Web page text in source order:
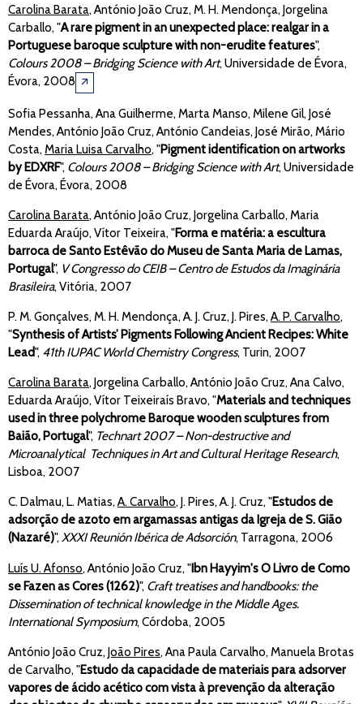
Carolina Barata, António João Cruz, M. H. Mendonça, Jorgelina
Carballo, "A rare pigment in an unexpected place: realgar in a
Portuguese baroque sculpture with non-erudite features",
Colours 2008 – Bridging Science with Art, Universidade de Évora,
Évora, 2008 🡭
Sofia Pessanha, Ana Guilherme, Marta Manso, Milene Gil, José
Mendes, António João Cruz, António Candeias, José Mirão, Mário
Costa, Maria Luisa Carvalho, "Pigment identification on artworks
by EDXRF", Colours 2008 – Bridging Science with Art, Universidade
de Évora, Évora, 2008
Carolina Barata, António João Cruz, Jorgelina Carballo, Maria
Eduarda Araújo, Vítor Teixeira, "Forma e matéria: a escultura
barroca de Santo Estêvão do Museu de Santa Maria de Lamas,
Portugal", V Congresso do CEIB – Centro de Estudos da Imaginária
Brasileira, Vitória, 2007
P. M. Gonçalves, M. H. Mendonça, A. J. Cruz, J. Pires,A. P. Carvalho,
"Synthesis of Artists’ Pigments Following Ancient Recipes: White
Lead", 41th IUPAC World Chemistry Congress, Turin, 2007
Carolina Barata, Jorgelina Carballo, António João Cruz, Ana Calvo,
Eduarda Araújo, Vítor Teixeiraís Bravo, "Materials and techniques
used in three polychrome Baroque wooden sculptures from
Baião, Portugal", Technart 2007 – Non-destructive and
Microanalytical Techniques in Art and Cultural Heritage Research,
Lisboa, 2007
C. Dalmau, L. Matias,A. Carvalho, J. Pires, A. J. Cruz, "Estudos de
adsorção de azoto em argamassas antigas da Igreja de S. Gião
(Nazaré)",XXXI Reunión Ibérica de Adsorción, Tarragona, 2006
Luís U. Afonso, António João Cruz, "Ibn Hayyim's O Livro de Como
se Fazen as Cores (1262)", Craft treatises and handbooks: the
Dissemination of technical knowledge in the Middle Ages.
International Symposium, Córdoba, 2005
António João Cruz, João Pires, Ana Paula Carvalho, Manuela Brotas
de Carvalho, "Estudo da capacidade de materiais para adsorver
vapores de ácido acético com vista à prevenção da alteração